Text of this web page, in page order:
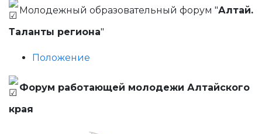
Молодежный образовательный форум "Алтай.
Таланты региона"
Положение
Форум работающей молодежи Алтайского
края